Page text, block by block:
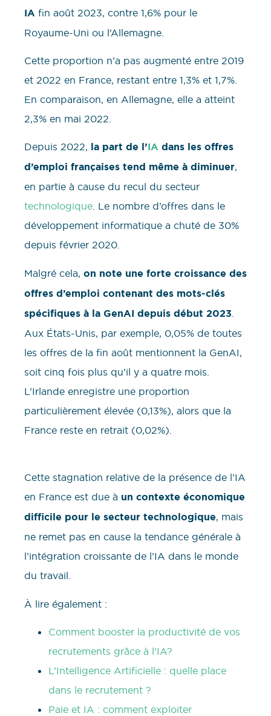
IA fin août 2023, contre 1,6% pour le
Royaume-Uni ou l’Allemagne.
Cette proportion n’a pas augmenté entre 2019
et 2022 en France, restant entre 1,3% et 1,7%.
En comparaison, en Allemagne, elle a atteint
2,3% en mai 2022.
Depuis 2022, la part de l’IA dans les offres
d’emploi françaises tend même à diminuer,
en partie à cause du recul du secteur
technologique. Le nombre d’offres dans le
développement informatique a chuté de 30%
depuis février 2020.
Malgré cela, on note une forte croissance des
offres d’emploi contenant des mots-clés
spécifiques à la GenAI depuis début 2023
Aux États-Unis, par exemple, 0,05% de toutes
les offres de la fin août mentionnent la GenAI,
soit cinq fois plus qu’il y a quatre mois.
L’Irlande enregistre une proportion
particulièrement élevée (0,13%), alors que la
France reste en retrait (0,02%).
Cette stagnation relative de la présence de l’IA
en France est due à un contexte économique
difficile pour le secteur technologique, mais
ne remet pas en cause la tendance générale à
l’intégration croissante de l’IA dans le monde
du travail.
À lire également :
Comment booster la productivité de vos
recrutements grâce à l’IA?
L’Intelligence Artificielle : quelle place
dans le recrutement ?
Paie et IA : comment exploiter